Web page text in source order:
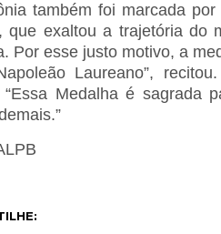
também foi marcada
que exaltou a trajetória do
Por esse justo motivo, a
Laureano”,
“Essa Medalha é sagrada